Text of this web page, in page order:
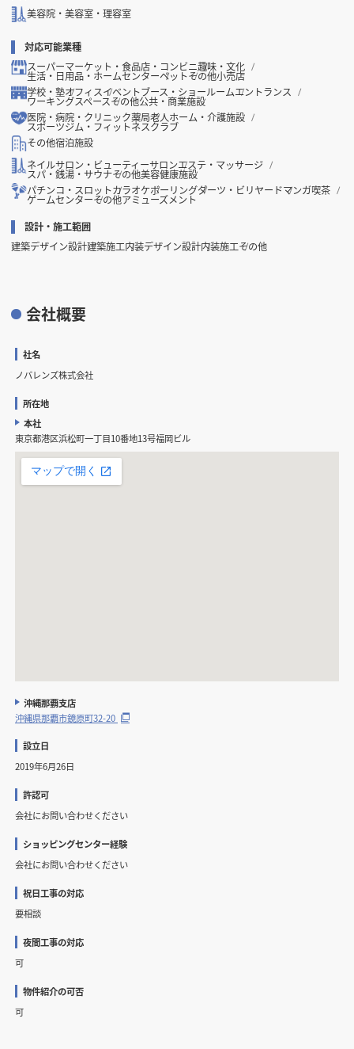
美容院・美容室・理容室
対応可能業種
スーパーマーケット・食品店・コンビニ趣味・文化
生活・日用品・ホームセンターペットその他小売店
学校・塾オフィスイベントブース・ショールームエントランス
ワーキングスペースその他公共・商業施設
医院・病院・クリニック薬局老人ホーム・介護施設
スポーツジム・フィットネスクラブ
その他宿泊施設
ネイルサロン・ビューティーサロンエステ・マッサージ
スパ・銭湯・サウナその他美容健康施設
パチンコ・スロットカラオケボーリングダーツ・ビリヤードマンガ喫茶
ゲームセンターその他アミューズメント
設計・施工範囲
建築デザイン設計建築施工内装デザイン設計内装施工その他
会社概要
社名
ノバレンズ株式会社
所在地
本社
東京都港区浜松町一丁目10番地13号福岡ビル
沖縄那覇支店
沖縄県那覇市鏡原町32-20
設立日
2019年6月26日
許認可
会社にお問い合わせください
ショッピングセンター経験
会社にお問い合わせください
祝日工事の対応
要相談
夜間工事の対応
可
物件紹介の可否
可